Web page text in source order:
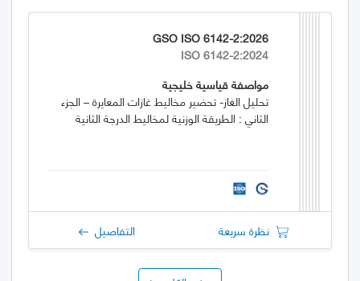
GSO ISO 6142-2:2026
ISO 6142-2:2024
مواصفة قياسية خليجية
تحليل الغاز- تحضير مخاليط غازات المعايرة – الجزء
الثاني : الطريقة الوزنية لمخاليط الدرجة الثانية
نظرة سريعة التفاصيل